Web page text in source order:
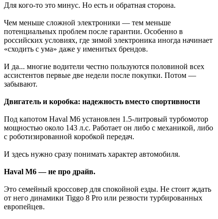
Для кого-то это минус. Но есть и обратная сторона.
Чем меньше сложной электроники — тем меньше
потенциальных проблем после гарантии. Особенно в
российских условиях, где зимой электроника иногда начинает
«сходить с ума» даже у именитых брендов.
И да... многие водители честно пользуются половиной всех
ассистентов первые две недели после покупки. Потом —
забывают.
Двигатель и коробка: надежность вместо спортивности
Под капотом Haval M6 установлен 1.5-литровый турбомотор
мощностью около 143 л.с. Работает он либо с механикой, либо
с роботизированной коробкой передач.
И здесь нужно сразу понимать характер автомобиля.
Haval M6 — не про драйв.
Это семейный кроссовер для спокойной езды. Не стоит ждать
от него динамики Tiggo 8 Pro или резвости турбированных
европейцев.